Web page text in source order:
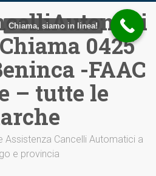
0425
-FAAC
– tutte le
Assistenza Cancelli Automatici a
e provincia
Chiama, siamo in linea!